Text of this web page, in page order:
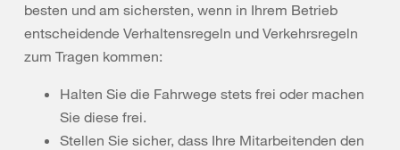
besten und am sichersten, wenn in Ihrem Betrieb
entscheidende Verhaltensregeln und Verkehrsregeln
zum Tragen kommen:
Halten Sie die Fahrwege stets frei oder machen
Sie diese frei.
Stellen Sie sicher, dass Ihre Mitarbeitenden den